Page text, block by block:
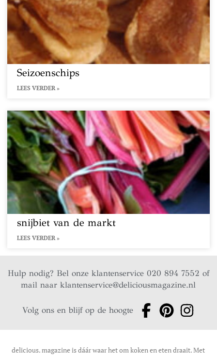
Seizoenschips
LEES VERDER »
snijbiet van de markt
LEES VERDER »
Hulp nodig? Bel onze klantenservice 020 894 7552 of
mail naarklantenservice@deliciousmagazine.nl
Volg ons en blijf op de hoogte
delicious. magazine is dáár waar het om koken en eten draait. Met